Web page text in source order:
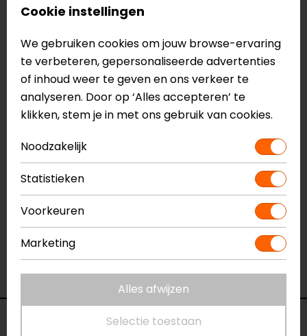
Geventileerde mesh panelen, Air Burst
Confold, de jas is te veranderen in een rugzak
Helmet Loop
Jeans lus
CE EN17092, A
Meer informatie nodig?
Heb je meer informatie nodig over dit product?
Neem dancontact
met ons op of kom langs in één
vanonze winkelsin Breda, Capelle aan den IJssel,
Eindhoven, Vianen of Apeldoorn. In de winkels kun je
het product bekijken & passen en staan onze
verkoopmedewerkers voor je klaar met advies.
Specificaties
Cookie instellingen
We gebruiken cookies om jouw browse-ervaring
te verbeteren, gepersonaliseerde advertenties
of inhoud weer te geven en ons verkeer te
analyseren. Door op ‘Alles accepteren’ te
klikken, stem je in met ons gebruik van cookies.
Noodzakelijk
Statistieken
Voorkeuren
Marketing
Alles afwijzen
Selectie toestaan